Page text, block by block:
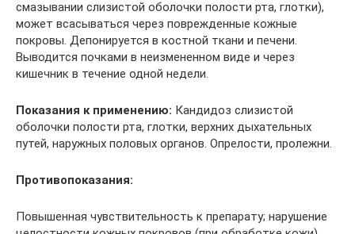
смазывании слизистой оболочки полости рта, глотки),
может всасываться через поврежденные кожные
покровы. Депонируется в кост­ной ткани и печени.
Выводится почками в неизмененном виде и через
кишечник в течение одной недели.
Показания к применению: Кандидоз слизистой
оболочки полости рта, глотки, верхних дыхательных
путей, наружных половых органов. Опрелости, пролежни.
Противопоказания:
Повышенная чувствительность к препарату; нарушение